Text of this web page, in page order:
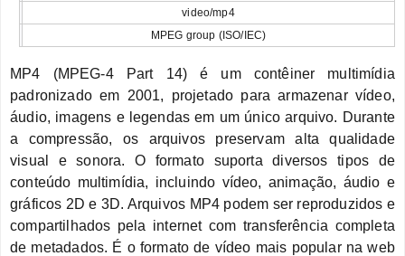
video/mp4
MPEG group (ISO/IEC)
MP4 (MPEG-4 Part 14) é um contêiner multimídia
padronizado em 2001, projetado para armazenar vídeo,
áudio, imagens e legendas em um único arquivo. Durante
a compressão, os arquivos preservam alta qualidade
visual e sonora. O formato suporta diversos tipos de
conteúdo multimídia, incluindo vídeo, animação, áudio e
gráficos 2D e 3D. Arquivos MP4 podem ser reproduzidos e
compartilhados pela internet com transferência completa
de metadados. É o formato de vídeo mais popular na web